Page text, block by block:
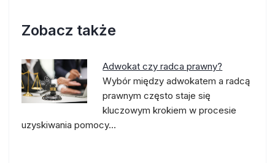
Zobacz także
Adwokat czy radca prawny?
Wybór między adwokatem a radcą
prawnym często staje się
kluczowym krokiem w procesie
uzyskiwania pomocy…